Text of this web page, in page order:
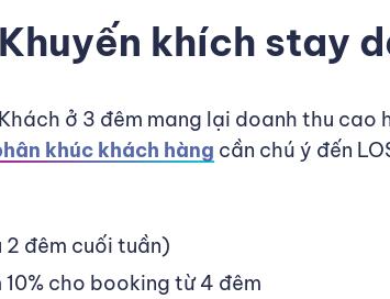
khích stay
ở 3 đêm mang lại doanh thu cao
khúc khách hàng cần chú ý đến
đêm cuối tuần)
cho booking từ 4 đêm